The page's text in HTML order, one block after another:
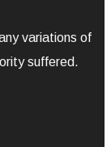
variations of
suffered.